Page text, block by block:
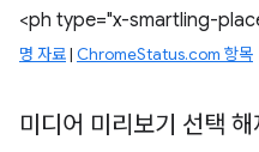
<ph type="x-smartling-
명 자료| ChromeStatus.com 항목
미디어 미리보기 선택 해